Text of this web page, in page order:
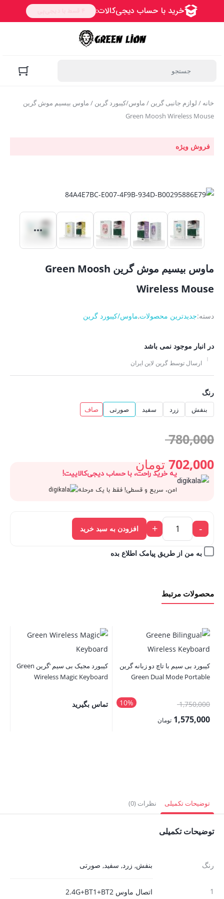
خانه / لوازم جانبی گرین / ماوس/کیبورد گرین / ماوس بیسیم موش گرین
Green Moosh Wireless Mouse
فروش ویژه
ماوس بیسیم موش گرین Green Moosh
Wireless Mouse
دسته:جدیدترین محصولات,ماوس/کیبورد گرین
در انبار موجود نمی باشد
ارسال توسط گرین لاین ایران
رنگ
بنفش زرد سفید صورتی صاف
780,000
اصلی:
780,000 تومان
بود.
702,000 تومان
قیمت
فعلی:
702,000 تومان.
یه خرید راحت، با حساب دیجی‌کالاییت!
امن، سریع و قسطی! فقط با یک مرحله
-
+ افزودن به سبد خرید
به من از طریق پیامک اطلاع بده
محصولات مرتبط
کیبورد بی سیم با تاچ دو زبانه گرین
Green Dual Mode Portable
10% 1,750,000قیمت
اصلی:1,575,000 تومان
کیبورد مجیک بی سیم ‘گرین Green
Wireless Magic Keyboard
تماس بگیرید
توضیحات تکمیلی نظرات (0)
توضیحات تکمیلی
رنگ بنفش, زرد, سفید, صورتی
1 اتصال ماوس 2.4G+BT1+BT2